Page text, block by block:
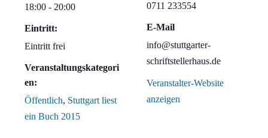
18:00 - 20:00
Eintritt:
Eintritt frei
Veranstaltungskategori
en:
Öffentlich, Stuttgart liest
ein Buch 2015
0711 233554
E-Mail
info@stuttgarter-
schriftstellerhaus.de
Veranstalter-Website
anzeigen